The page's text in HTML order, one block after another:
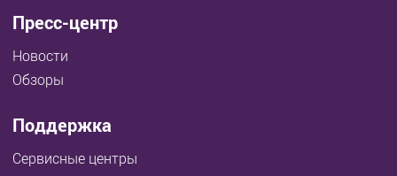
Пресс-центр
Новости
Обзоры
Поддержка
Сервисные центры